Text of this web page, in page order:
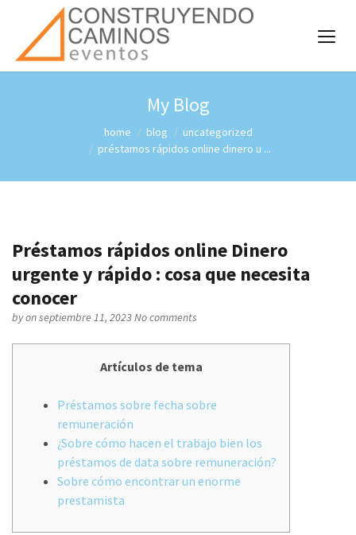
My Blog
home blog
uncategorized
préstamos rápidos online dinero u ...
Préstamos rápidos online Dinero
urgente y rápido : cosa que necesita
conocer
byon septiembre 11, 2023No comments
Artículos de tema
Préstamos sobre fecha sobre
remuneración
¿Sobre cómo hacen el trabajo bien los
préstamos de data sobre remuneración?
Sobre cómo encontrar un enorme
prestamista